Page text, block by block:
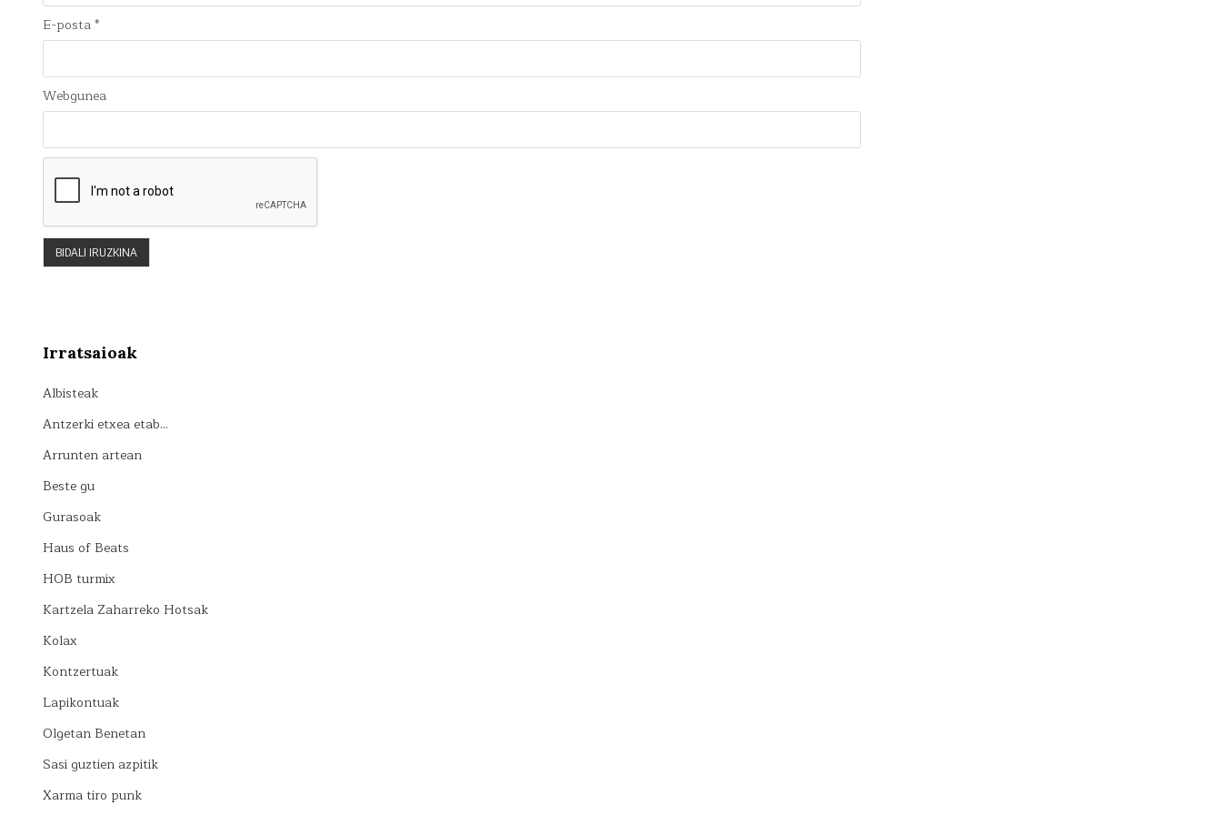
E-posta*
Webgunea
Irratsaioak
Albisteak
Antzerki etxea etab…
Arrunten artean
Beste gu
Gurasoak
Haus of Beats
HOB turmix
Kartzela Zaharreko Hotsak
Kolax
Kontzertuak
Lapikontuak
Olgetan Benetan
Sasi guztien azpitik
Xarma tiro punk